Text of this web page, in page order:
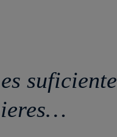
suficiente